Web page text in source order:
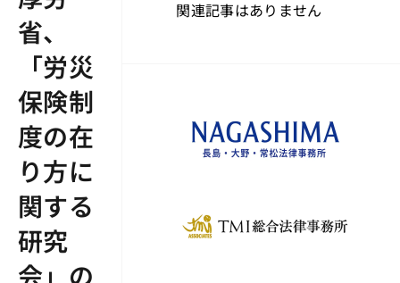
省、
「労災
保険制
度の在
り方に
関する
研究
会」の
関連記事はありません